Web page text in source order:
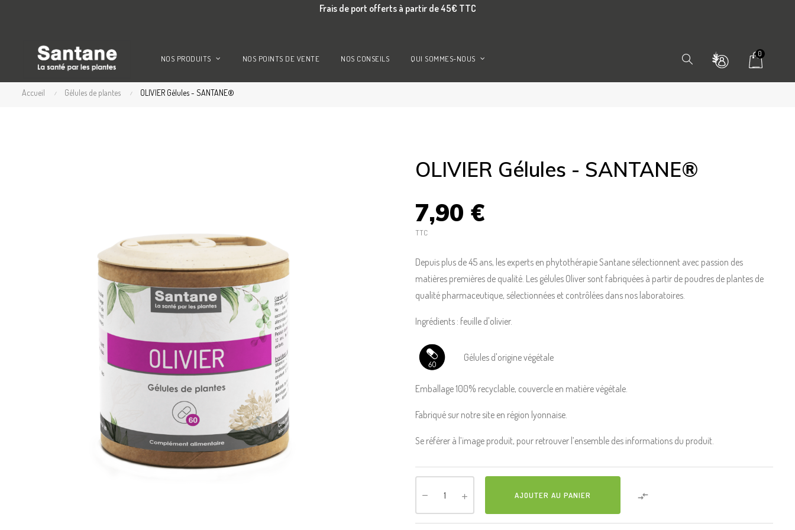
Frais de port offerts à partir de 45€ TTC
NOS PRODUITS NOS POINTS DE VENTE NOS CONSEILS QUI SOMMES-NOUS Chercher 0
Accueil Gélules de plantes OLIVIER Gélules - SANTANE®
OLIVIER Gélules - SANTANE®
7,90 €
TTC
Depuis plus de 45 ans, les experts en phytothérapie Santane sélectionnent avec passion des
matières premières de qualité. Les gélules Oliver sont fabriquées à partir de poudres de plantes de
qualité pharmaceutique, sélectionnées et contrôlées dans nos laboratoires.
Ingrédients : feuille d'olivier.
Gélules d'origine végétale
Emballage 100% recyclable, couvercle en matière végétale.
Fabriqué sur notre site en région lyonnaise.
Se référer à l’image produit, pour retrouver l’ensemble des informations du produit.
AJOUTER AU PANIER 